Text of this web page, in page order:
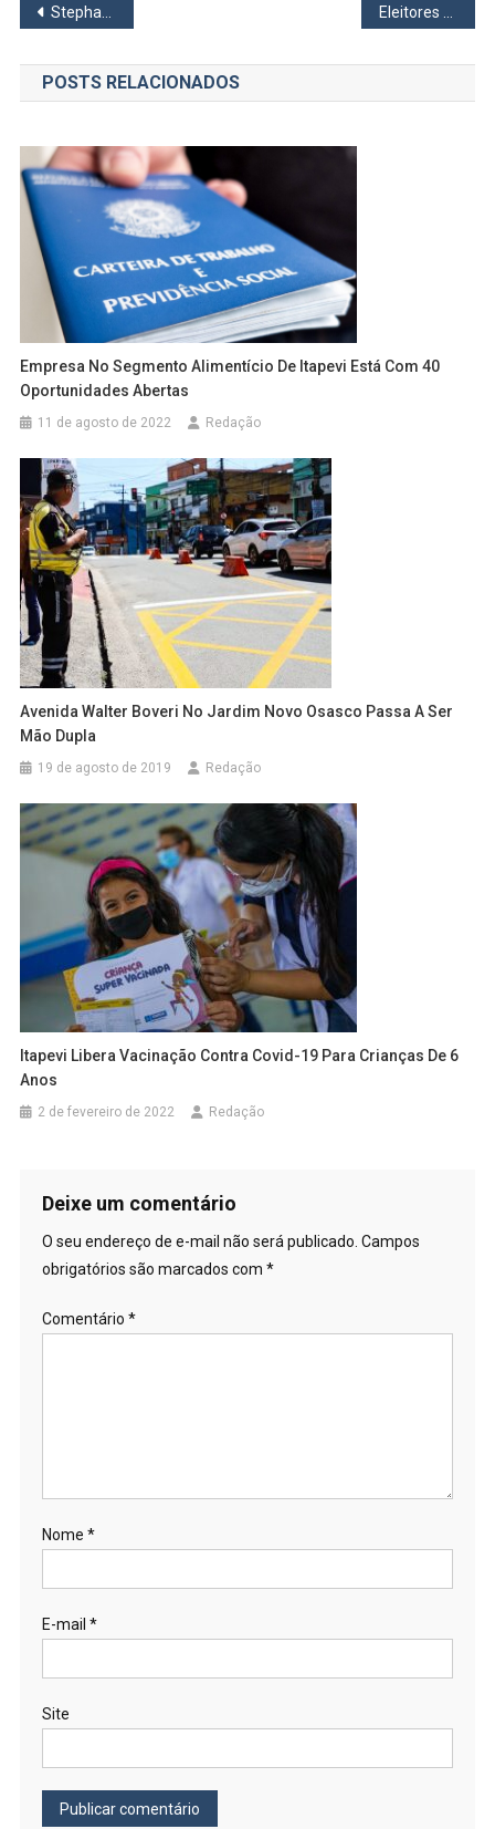
Navegação
de
Post
Stephane Rossi recebe o apoio da ex-primeira-dama Michelle Bolsonaro Eleitores vão às urnas escolher seus representantes neste domingo (6)
POSTS RELACIONADOS
Empresa No Segmento Alimentício De Itapevi Está Com 40
Oportunidades Abertas
11 de agosto de 2022 Redação
Avenida Walter Boveri No Jardim Novo Osasco Passa A Ser
Mão Dupla
19 de agosto de 2019 Redação
Itapevi Libera Vacinação Contra Covid-19 Para Crianças De 6
Anos
2 de fevereiro de 2022 Redação
Deixe um comentário
O seu endereço de e-mail não será publicado. Campos
obrigatórios são marcados com *
Comentário *
Nome *
E-mail *
Site